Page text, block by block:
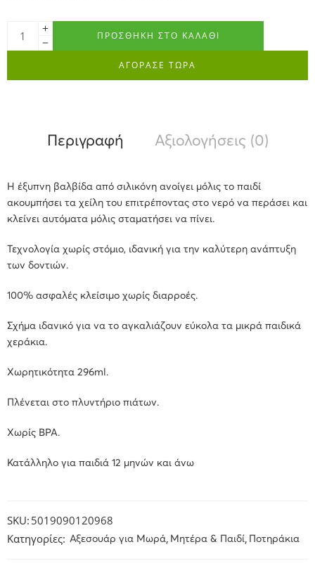
ΠΡΟΣΘΉΚΗ ΣΤΟ ΚΑΛΆΘΙ
ΑΓΟΡΑΣΕ ΤΩΡΑ
Περιγραφή Αξιολογήσεις (0)
Η έξυπνη βαλβίδα από σιλικόνη ανοίγει μόλις το παιδί
ακουμπήσει τα χείλη του επιτρέποντας στο νερό να περάσει και
κλείνει αυτόματα μόλις σταματήσει να πίνει.
Τεχνολογία χωρίς στόμιο, ιδανική για την καλύτερη ανάπτυξη
των δοντιών.
100% ασφαλές κλείσιμο χωρίς διαρροές.
Σχήμα ιδανικό για να το αγκαλιάζουν εύκολα τα μικρά παιδικά
χεράκια.
Χωρητικότητα 296ml.
Πλένεται στο πλυντήριο πιάτων.
Χωρίς BPA.
Κατάλληλο για παιδιά 12 μηνών και άνω
SKU: 5019090120968
Κατηγορίες: Αξεσουάρ για Μωρά, Μητέρα & Παιδί, Ποτηράκια